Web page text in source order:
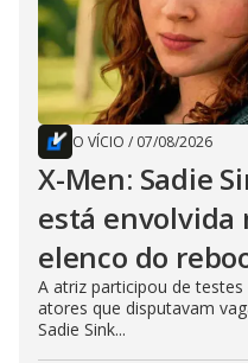
O VÍCIO / 07/08/2026
X-Men: Sadie
está envolvida
elenco do
A atriz participou de
atores que disputavam
Sadie Sink...